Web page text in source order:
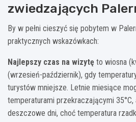
zwiedzających
By w pełni cieszyć się pobytem w
praktycznych wskazówkach:
Najlepszy czas na wizytę to wiosna
(wrzesień-październik), gdy
turystów mniejsze. Letnie miesiące
temperaturami przekraczającymi
deszczowe dni, choć temperatura